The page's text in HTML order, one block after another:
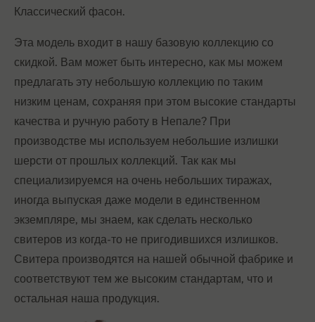
Классический фасон.
Эта модель входит в нашу базовую коллекцию со
скидкой. Вам может быть интересно, как мы можем
предлагать эту небольшую коллекцию по таким
низким ценам, сохраняя при этом высокие стандарты
качества и ручную работу в Непале? При
производстве мы используем небольшие излишки
шерсти от прошлых коллекций. Так как мы
специализируемся на очень небольших тиражах,
иногда выпуская даже модели в единственном
экземпляре, мы знаем, как сделать несколько
свитеров из когда-то не пригодившихся излишков.
Свитера производятся на нашей обычной фабрике и
соответствуют тем же высоким стандартам, что и
остальная наша продукция.